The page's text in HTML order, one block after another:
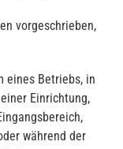
vorgeschrieben,
eines Betriebs, in
Einrichtung,
während der